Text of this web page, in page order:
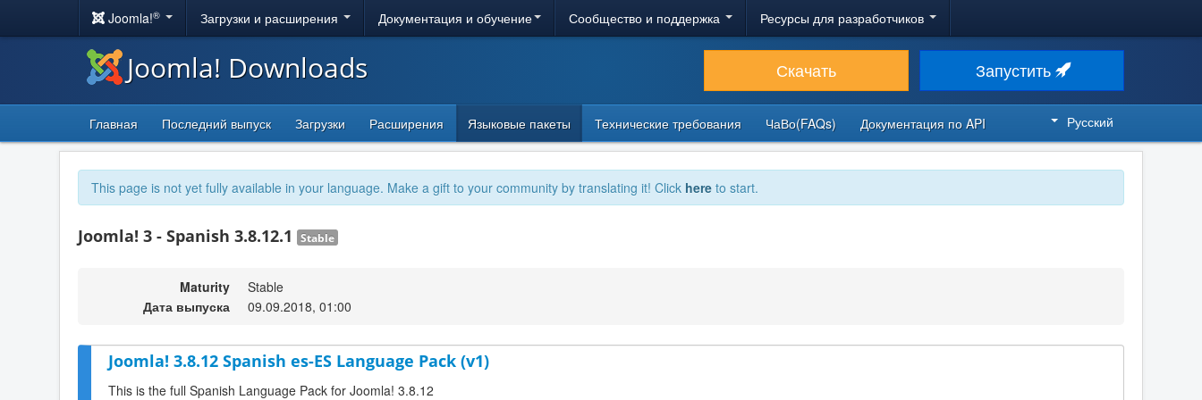
Joomla!® Загрузки и расширения Документация и обучение Сообщество и поддержка Ресурсы для разработчиков
Joomla! Downloads Скачать Запустить
Главная Последний выпуск Загрузки Расширения Языковые пакеты Технические требования ЧаВо(FAQs) Документация по API Русский
This page is not yet fully available in your language. Make a gift to your community by translating it! Click here to start.
Joomla! 3 - Spanish 3.8.12.1 Stable
Maturity
Stable
Дата выпуска
09.09.2018, 01:00
Joomla! 3.8.12 Spanish es-ES Language Pack (v1)
This is the full Spanish Language Pack for Joomla! 3.8.12